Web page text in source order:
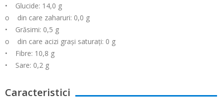
• Glucide: 14,0 g
o din care zaharuri: 0,0 g
• Grăsimi: 0,5 g
o din care acizi grași saturați: 0 g
• Fibre: 10,8 g
• Sare: 0,2 g
Caracteristici